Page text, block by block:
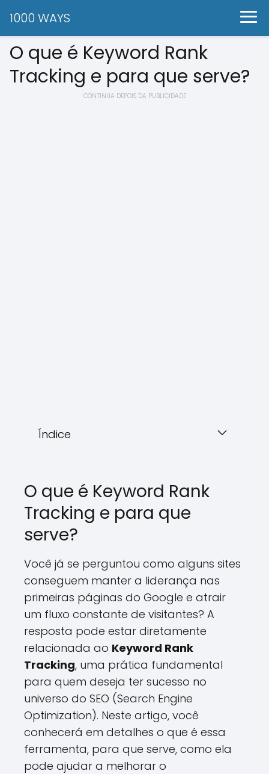
1000 WAYS
O que é Keyword Rank
Tracking e para que serve?
CONTINUA DEPOIS DA PUBLICIDADE
Índice
O que é Keyword Rank
Tracking e para que
serve?
Você já se perguntou como alguns sites
conseguem manter a liderança nas
primeiras páginas do Google e atrair
um fluxo constante de visitantes? A
resposta pode estar diretamente
relacionada ao Keyword Rank
Tracking, uma prática fundamental
para quem deseja ter sucesso no
universo do SEO (Search Engine
Optimization). Neste artigo, você
conhecerá em detalhes o que é essa
ferramenta, para que serve, como ela
pode ajudar a melhorar o